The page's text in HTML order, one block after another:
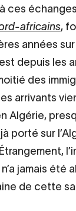
ces
africains,
années
depuis les
des
arrivants
Algérie,
porté sur
jamais été
de cette